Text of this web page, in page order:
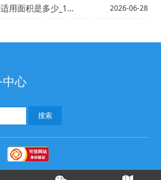
_14\Changhong1.5匹空... 2026-06-28
心
长虹空调维修版权所有